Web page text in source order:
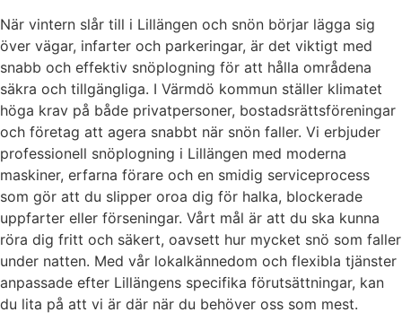
När vintern slår till i Lillängen och snön börjar lägga sig
över vägar, infarter och parkeringar, är det viktigt med
snabb och effektiv snöplogning för att hålla områdena
säkra och tillgängliga. I Värmdö kommun ställer klimatet
höga krav på både privatpersoner, bostadsrättsföreningar
och företag att agera snabbt när snön faller. Vi erbjuder
professionell snöplogning i Lillängen med moderna
maskiner, erfarna förare och en smidig serviceprocess
som gör att du slipper oroa dig för halka, blockerade
uppfarter eller förseningar. Vårt mål är att du ska kunna
röra dig fritt och säkert, oavsett hur mycket snö som faller
under natten. Med vår lokalkännedom och flexibla tjänster
anpassade efter Lillängens specifika förutsättningar, kan
du lita på att vi är där när du behöver oss som mest.